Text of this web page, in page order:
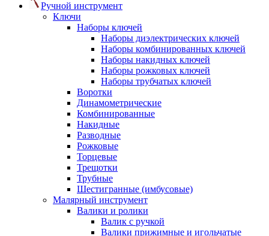
Ручной инструмент
Ключи
Наборы ключей
Наборы диэлектрических ключей
Наборы комбинированных ключей
Наборы накидных ключей
Наборы рожковых ключей
Наборы трубчатых ключей
Воротки
Динамометрические
Комбинированные
Накидные
Разводные
Рожковые
Торцевые
Трещотки
Трубные
Шестигранные (имбусовые)
Малярный инструмент
Валики и ролики
Валик с ручкой
Валики прижимные и игольчатые